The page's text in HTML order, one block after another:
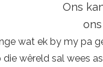
Ons
wat ek by my pa
wêreld sal wees